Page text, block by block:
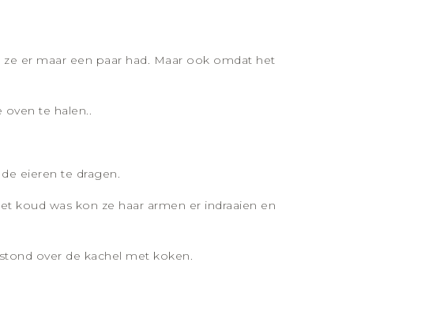
er maar een paar had. Maar ook omdat het
te halen..
eieren te dragen.
koud was kon ze haar armen er indraaien en
over de kachel met koken.